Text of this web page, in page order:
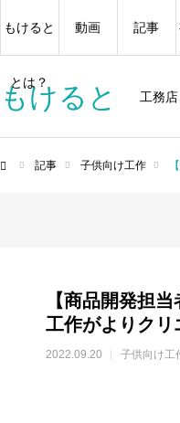
もけると 工務
もけると
とは？
動画 記事
記事 子供向け工作
【商品開発担
工作がよりクリ
2022.09.20 子供向け工